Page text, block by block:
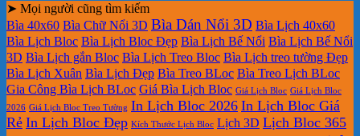
➤ Mọi người cũng tìm kiếm
Bìa 40x60 Bìa Chữ Nổi 3D Bìa Dán Nổi 3D Bìa Lịch 40x60
Bìa Lịch Bloc Bìa Lịch Bloc Đẹp Bìa Lịch Bế Nổi Bìa Lịch Bế Nổi
3D Bìa Lịch gắn Bloc Bìa Lịch Treo Bloc Bìa Lịch treo tường Đẹp
Bìa Lịch Xuân Bìa Lịch Đẹp Bìa Treo BLoc Bìa Treo Lịch BLoc
Gia Công Bìa Lịch BLoc Giá Bìa Lịch Bloc Giá Lịch Bloc Giá Lịch Bloc
2026 Giá Lịch Bloc Treo Tường In Lịch Bloc 2026 In Lịch Bloc Giá
Rẻ In Lịch Bloc Đẹp Kích Thước Lịch Bloc Lịch 3D Lịch Bloc 365